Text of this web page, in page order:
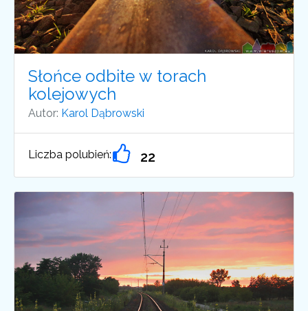
Słońce odbite w torach
kolejowych
Autor: Karol Dąbrowski
Liczba polubień: 22